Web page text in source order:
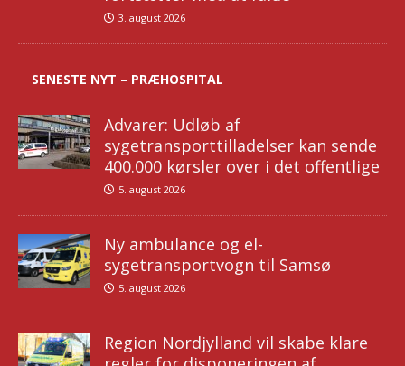
3. august 2026
SENESTE NYT – PRÆHOSPITAL
Advarer: Udløb af
sygetransporttilladelser kan sende
400.000 kørsler over i det offentlige
5. august 2026
Ny ambulance og el-
sygetransportvogn til Samsø
5. august 2026
Region Nordjylland vil skabe klare